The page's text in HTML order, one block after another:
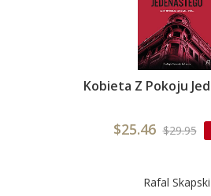
Kobieta Z Pokoju
$25.46 $29.95
Rafal Skapski